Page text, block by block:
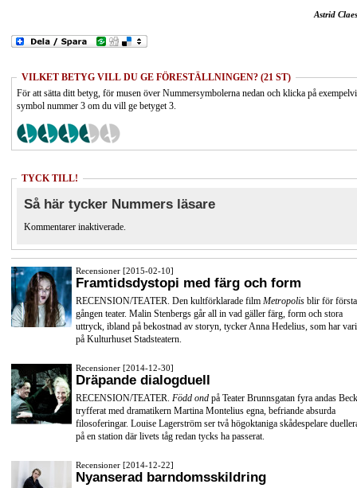
Astrid
VILKET BETYG VILL DU GE FÖRESTÄLLNINGEN? (21 ST)
För att sätta ditt betyg, för musen över Nummersymbolerna nedan och klicka på
symbol nummer 3 om du vill ge betyget 3.
TYCK TILL!
Så här tycker Nummers läsare
Kommentarer inaktiverade.
Recensioner [2015-02-10]
Framtidsdystopi med färg och form
RECENSION/TEATER. Den kultförklarade film Metropolis blir för första
gången teater. Malin Stenbergs går all in vad gäller färg, form och stora
uttryck, ibland på bekostnad av storyn, tycker Anna Hedelius, som har
på Kulturhuset Stadsteatern.
Recensioner [2014-12-30]
Dräpande dialogduell
RECENSION/TEATER. Född ond på Teater Brunnsgatan fyra andas
tryfferat med dramatikern Martina Montelius egna, befriande absurda
filosoferingar. Louise Lagerström ser två högoktaniga skådespelare
på en station där livets tåg redan tycks ha passerat.
Recensioner [2014-12-22]
Nyanserad barndomsskildring